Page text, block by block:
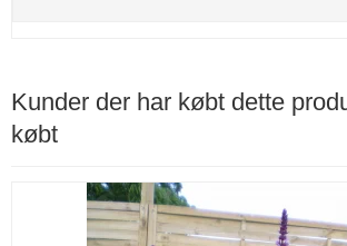
Kunder der har købt dette
købt